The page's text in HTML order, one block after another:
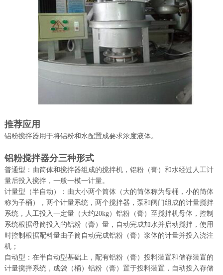
推荐应用
铝粉搅拌器用于将铝粉和水配置成要求浓度液体。
铝粉搅拌器分三种形式
普通型：由筒体和搅拌器组成的搅拌机，铝粉（膏）和水经过人工计
量后投入搅拌，一般一模一计量。
计量型（半自动）：由大小两个筒体（大的筒体称为母桶，小的筒体
称为子桶），两个计量系统，两个搅拌器，泵和阀门组成的计量搅拌
系统，人工投入一定量（大约20kg）铝粉（膏）至搅拌机母体，控制
系统根据母筒投入的铝粉（膏）量，自动完成加水并启动搅拌，使用
时控制根据配料量由子筒自动完成铝粉（膏）浆体的计量并投入浇注
机；
自动型：在半自动型基础上，配有铝粉（膏）投料装置和储存装置的
计量搅拌系统，成袋（桶）铝粉（膏）置于投料装置，自动投入存储